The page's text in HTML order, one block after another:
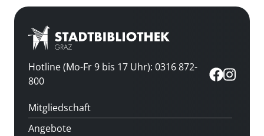
Hotline (Mo-Fr 9 bis 17 Uhr): 0316 872-
800
Mitgliedschaft
Angebote